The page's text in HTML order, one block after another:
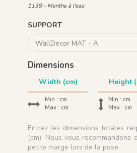
1138 - Menthe à l'eau
SUPPORT
Dimensions
Min : cm
Max : cm
Min : cm
Max : cm
Entrez les dimensions totales
(cm). Nous vous
petite marge lors de la pose.